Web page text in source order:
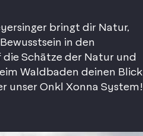
bringt dir Natur,
in den
die Schätze der Natur und
Waldbaden deinen Blick
unser Onkl Xonna System!